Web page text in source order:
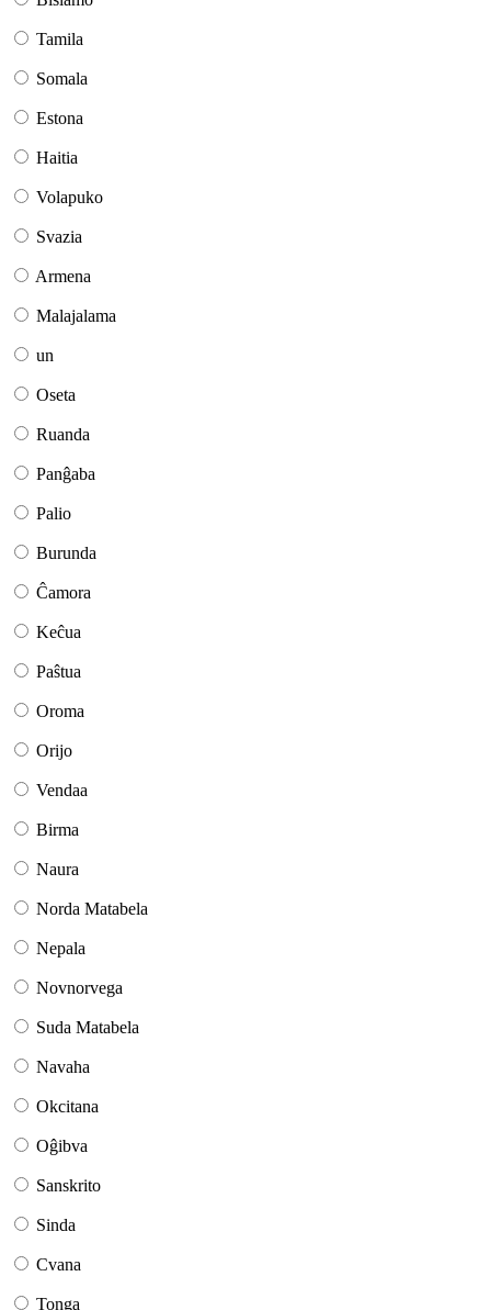
Tamila
Somala
Estona
Haitia
Volapuko
Svazia
Armena
Malajalama
un
Oseta
Ruanda
Panĝaba
Palio
Burunda
Ĉamora
Keĉua
Paŝtua
Oroma
Orijo
Vendaa
Birma
Naura
Norda Matabela
Nepala
Novnorvega
Suda Matabela
Navaha
Okcitana
Oĝibva
Sanskrito
Sinda
Cvana
Tonga